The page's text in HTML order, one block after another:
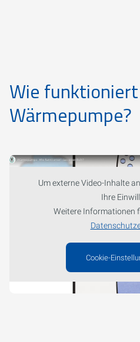
Wie
Wärmepumpe?
Um externe Video-Inhalte
Ihre
Weitere Informationen
Cookie-